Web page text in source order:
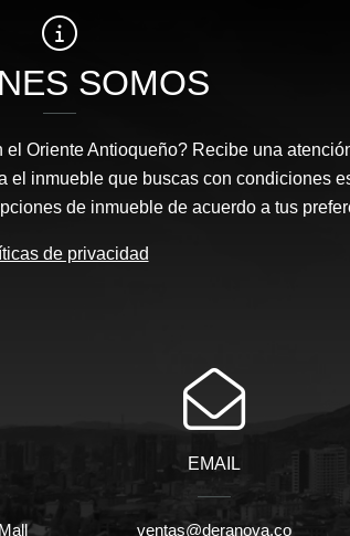
SOMOS
Oriente Antioqueño? Recibe una
el inmueble que buscas con condiciones
de inmueble de acuerdo a tus
de privacidad
EMAIL
ventas@deranova.co